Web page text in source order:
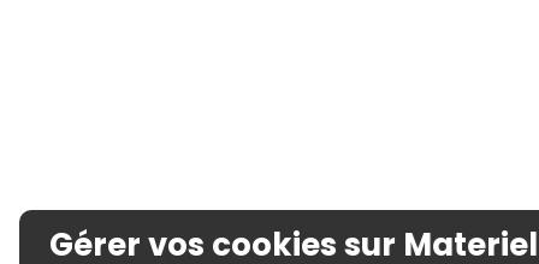
Gérer vos cookies sur